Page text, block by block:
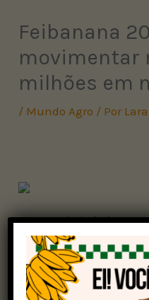
Feibanana
movimentar
milhões em
/ Mundo Agro / Por
Começa hoje (13) e
maior evento da
Feira Nacional da
2025). O encontro